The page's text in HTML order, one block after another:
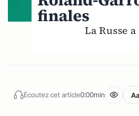
finales
La Russe
Écoutez cet article0:00min Aa